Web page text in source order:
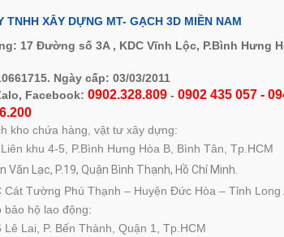
TNHH XÂY DỰNG MT- GẠCH 3D MIỀN NAM
17 Đường số 3A , KDC Vĩnh Lộc, P.Bình Hưng
Ngày cấp: 03/03/2011
Facebook: 0902.328.809 - 0902 435 057 -
kho chứa hàng, vật tư xây dựng:
khu 4-5, P.Bình Hưng Hòa B, Bình Tân, Tp.HCM
Văn Lạc, P.19, Quận Bình Thạnh, Hồ Chí Minh.
Cát Tường Phú Thạnh – Huyện Đức Hòa – Tỉnh Long
bảo hộ lao động:
Lê Lai, P. Bến Thành, Quận 1, Tp.HCM